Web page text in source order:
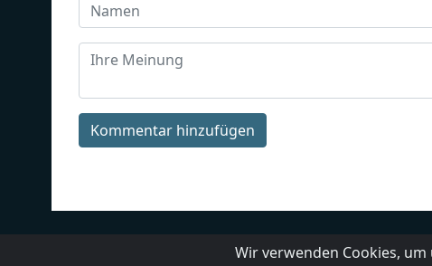
Kommentar hinzufügen
Landesrundfunkanstalten Über uns
Wir verwenden Cookies,